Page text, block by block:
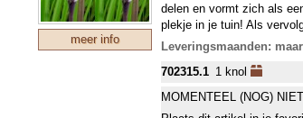
meer info
delen en vormt zich als
plekje in je tuin! Als
dan is het genot
achterste deel van het
waardoor een dakje
groeien en bloeien waar
plekje met veel humus.
Leveringsmaanden:
702315.1 1 knol
MOMENTEEL (NOG)